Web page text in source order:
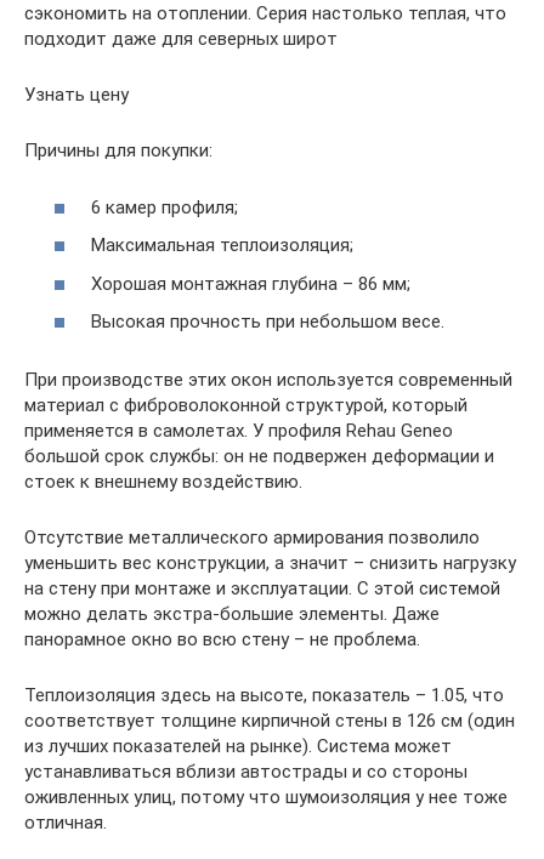
сэкономить на отоплении. Серия настолько теплая, что
подходит даже для северных широт
Узнать цену
Причины для покупки:
6 камер профиля;
Максимальная теплоизоляция;
Хорошая монтажная глубина – 86 мм;
Высокая прочность при небольшом весе.
При производстве этих окон используется современный
материал с фиброволоконной структурой, который
применяется в самолетах. У профиля Rehau Geneo
большой срок службы: он не подвержен деформации и
стоек к внешнему воздействию.
Отсутствие металлического армирования позволило
уменьшить вес конструкции, а значит – снизить нагрузку
на стену при монтаже и эксплуатации. С этой системой
можно делать экстра-большие элементы. Даже
панорамное окно во всю стену – не проблема.
Теплоизоляция здесь на высоте, показатель – 1.05, что
соответствует толщине кирпичной стены в 126 см (один
из лучших показателей на рынке). Система может
устанавливаться вблизи автострады и со стороны
оживленных улиц, потому что шумоизоляция у нее тоже
отличная.